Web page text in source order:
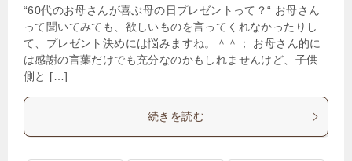
“60代のお母さんが喜ぶ母の日プレゼントって？“ お母さん
って聞いてみても、欲しいものを言ってくれなかったりし
て、プレゼント決めには悩みますね。＾＾； お母さん的に
は感謝の言葉だけでも充分なのかもしれませんけど、子供
側と […]
続きを読む